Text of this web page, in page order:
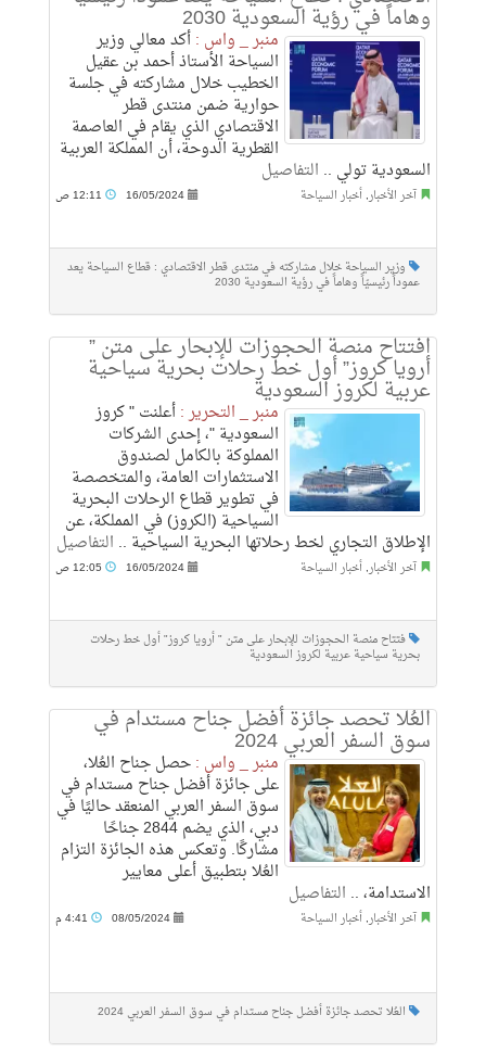
وهاماً في رؤية السعودية 2030
منبر _ واس :أكد معالي وزير
السياحة الأستاذ أحمد بن عقيل
الخطيب خلال مشاركته في جلسة
حوارية ضمن منتدى قطر
الاقتصادي الذي يقام في العاصمة
القطرية الدوحة، أن المملكة العربية
السعودية تولي .. التفاصيل
آخر الأخبار, أخبار السياحة 16/05/2024
وزير السياحة خلال مشاركته في منتدى قطر الاقتصادي : قطاع السياحة يعد
عموداً رئيسيّاً وهاماً في رؤية السعودية 2030
افتتاح منصة الحجوزات للإبحار على متن ”
أرويا كروز” أول خط رحلات بحرية سياحية
عربية لكروز السعودية
منبر _ التحرير :أعلنت " كروز
السعودية "، إحدى الشركات
المملوكة بالكامل لصندوق
الاستثمارات العامة، والمتخصصة
في تطوير قطاع الرحلات البحرية
السياحية (الكروز) في المملكة، عن
الإطلاق التجاري لخط رحلاتها البحرية السياحية .. التفاصيل
آخر الأخبار, أخبار السياحة 16/05/2024
فتتاح منصة الحجوزات للإبحار على متن " أرويا كروز" أول خط رحلات
بحرية سياحية عربية لكروز السعودية
العُلا تحصد جائزة أفضل جناح مستدام في
سوق السفر العربي 2024
منبر _ واس :حصل جناح العُلا،
على جائزة أفضل جناح مستدام في
سوق السفر العربي المنعقد حاليًا في
دبي، الذي يضم 2844 جناحًا
مشاركًا. وتعكس هذه الجائزة التزام
العُلا بتطبيق أعلى معايير
الاستدامة، .. التفاصيل
آخر الأخبار, أخبار السياحة 08/05/2024
العُلا تحصد جائزة أفضل جناح مستدام في سوق السفر العربي 2024